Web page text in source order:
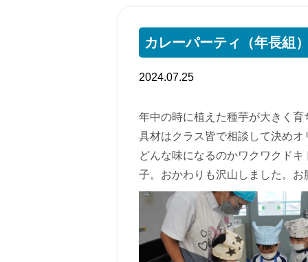
カレーパーティ（年長組
2024.07.25
年中の時に植えた種芋が大きく
具材はクラス皆で相談して決め
どんな味になるのかワクワクド
子。おかわりも沢山しました。お